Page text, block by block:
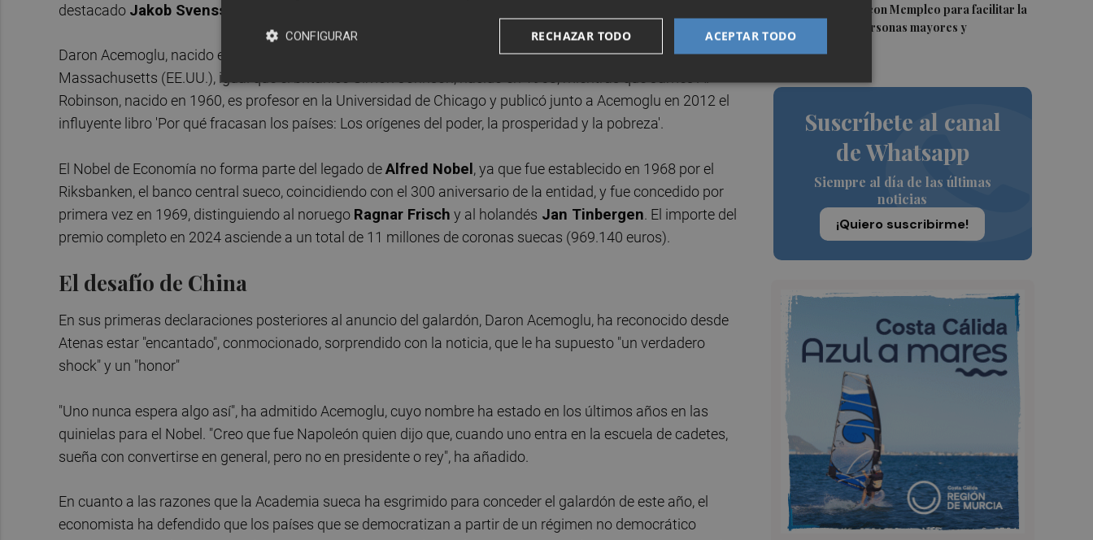
Abanilla se alía con Mempleo para facilitar la
movilidad de personas mayores y
dependientes
Suscríbete al canal
de Whatsapp
Siempre al día de las últimas
noticias
¡Quiero suscribirme!
destacado Jakob Svensson
Daron Acemoglu, nacido en 1967 en Estambul (Turquía), es profesor en el Instituto Tecnológico de
Massachusetts (EE.UU.), igual que el británico Simon Johnson, nacido en 1963, mientras que James A.
Robinson, nacido en 1960, es profesor en la Universidad de Chicago y publicó junto a Acemoglu en 2012 el
influyente libro 'Por qué fracasan los países: Los orígenes del poder, la prosperidad y la pobreza'.
El Nobel de Economía no forma parte del legado deAlfred Nobel , ya que fue establecido en 1968 por el
Riksbanken, el banco central sueco, coincidiendo con el 300 aniversario de la entidad, y fue concedido por
primera vez en 1969, distinguiendo al noruego Ragnar Frisch y al holandés Jan Tinbergen. El importe del
premio completo en 2024 asciende a un total de 11 millones de coronas suecas (969.140 euros).
El desafío de China
En sus primeras declaraciones posteriores al anuncio del galardón, Daron Acemoglu, ha reconocido desde
Atenas estar "encantado", conmocionado, sorprendido con la noticia, que le ha supuesto "un verdadero
shock" y un "honor"
"Uno nunca espera algo así", ha admitido Acemoglu, cuyo nombre ha estado en los últimos años en las
quinielas para el Nobel. "Creo que fue Napoleón quien dijo que, cuando uno entra en la escuela de cadetes,
sueña con convertirse en general, pero no en presidente o rey", ha añadido.
En cuanto a las razones que la Academia sueca ha esgrimido para conceder el galardón de este año, el
economista ha defendido que los países que se democratizan a partir de un régimen no democrático
ACEPTAR TODO
RECHAZAR TODO
CONFIGURAR